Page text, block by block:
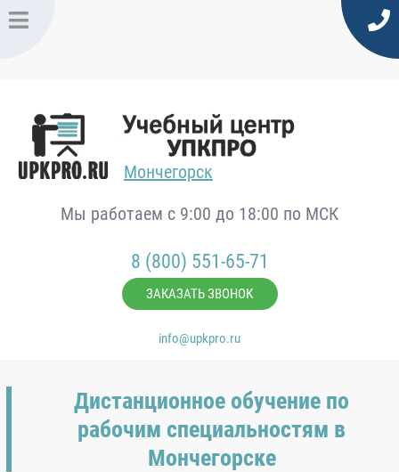
Мончегорск
Мы работаем с 9:00 до 18:00 по МСК
8 (800) 551-65-71
ЗАКАЗАТЬ ЗВОНОК
info@upkpro.ru
Дистанционное обучение по
рабочим специальностям в
Мончегорске